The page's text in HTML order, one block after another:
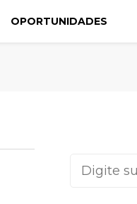
OPORTUNIDADES